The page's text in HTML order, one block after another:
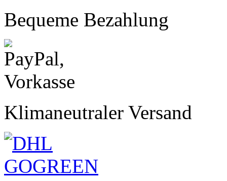
Bequeme Bezahlung
Klimaneutraler Versand